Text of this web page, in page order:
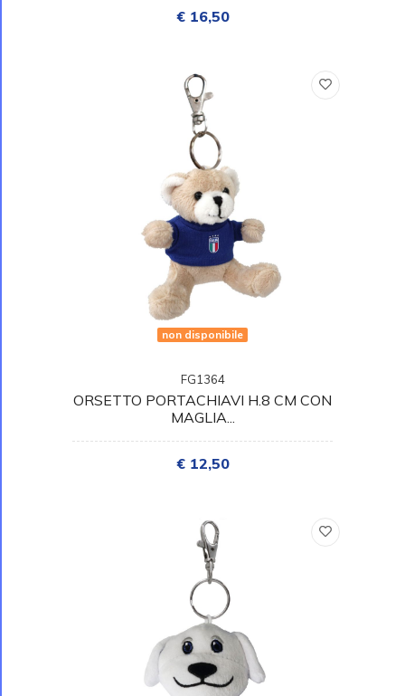
€ 16,50
non disponibile
FG1364
ORSETTO PORTACHIAVI H.8 CM CON
MAGLIA...
€ 12,50